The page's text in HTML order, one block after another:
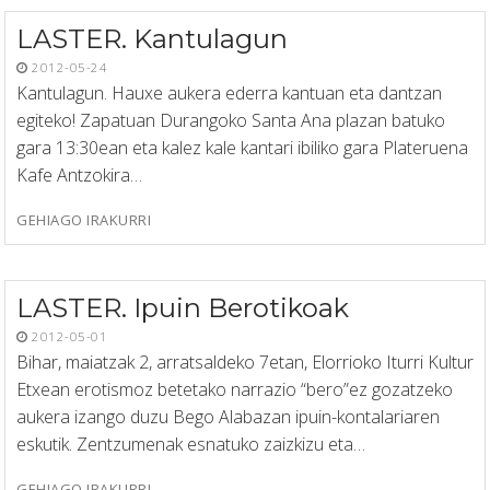
LASTER. Kantulagun
2012-05-24
Kantulagun. Hauxe aukera ederra kantuan eta dantzan
egiteko! Zapatuan Durangoko Santa Ana plazan batuko
gara 13:30ean eta kalez kale kantari ibiliko gara Plateruena
Kafe Antzokira…
GEHIAGO IRAKURRI
LASTER. Ipuin Berotikoak
2012-05-01
Bihar, maiatzak 2, arratsaldeko 7etan, Elorrioko Iturri Kultur
Etxean erotismoz betetako narrazio “bero”ez gozatzeko
aukera izango duzu Bego Alabazan ipuin-kontalariaren
eskutik. Zentzumenak esnatuko zaizkizu eta…